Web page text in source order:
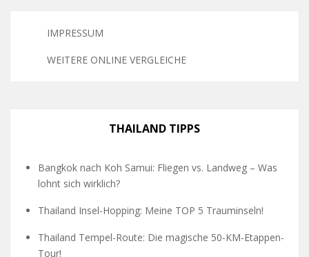
IMPRESSUM
WEITERE ONLINE VERGLEICHE
THAILAND TIPPS
Bangkok nach Koh Samui: Fliegen vs. Landweg – Was
lohnt sich wirklich?
Thailand Insel-Hopping: Meine TOP 5 Trauminseln!
Thailand Tempel-Route: Die magische 50-KM-Etappen-
Tour!